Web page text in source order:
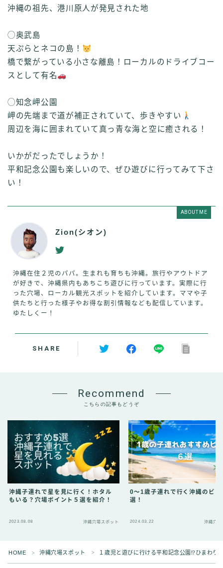
沖縄の祖先、港川原人が発見された地
◯奥武島
天ぷらとネコの島！
橋で繋がっている小さな離島！ローカルのドライブコー
スとして有名
◯知念岬公園
岬の先端まで道が補正されていて、歩きやすい
周辺を海に囲まれていて真っ青な海と空に癒される！
いかがだったでしょうか！
平和記念公園も楽しいので、ぜひ遊びに行ってみて下さ
い！
ABOUT ME
Zion(シオン)
沖縄在住２児のパパ。生まれも育ちも沖縄。旅行やアウトドア
が好きで、沖縄県内もあちこち遊びに行っています。実際に行
った穴場、ローカル観光スポットを紹介しています。ママや子
供たちと行った様子やお得な割引情報なども配信しています。
ゆたしくー！
SHARE
Recommend
こちらの記事もどうぞ
沖縄子連れで星を見に行く！ホタル
もいる？穴場ポイント５選を紹介！
2023.08.08 沖縄穴場スポット
0〜1歳子連れで行く沖縄のビー
選！
2024.03.22 沖縄穴場
HOME ＞ 沖縄穴場スポット ＞ １歳児と遊びに行ける平和記念公園⁉︎ひまわり